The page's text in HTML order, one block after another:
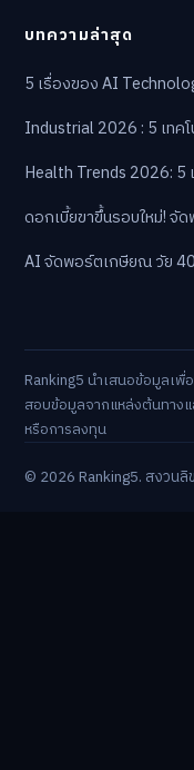
บทความล่าสุด
5 เรื่องของ AI
Industrial 2026 : 5 เทค
Health Trends 2026: 5
ดอกเบี้ยขาขึ้นรอบใหม่! จั
AI จัดพอร์ตเกษียณ วัย
Ranking5 นำเสนอข้อมูลเพื่
สอบข้อมูลจากแหล่งต้นทาง
หรือการลงทุน
© 2026 Ranking5. สงวน